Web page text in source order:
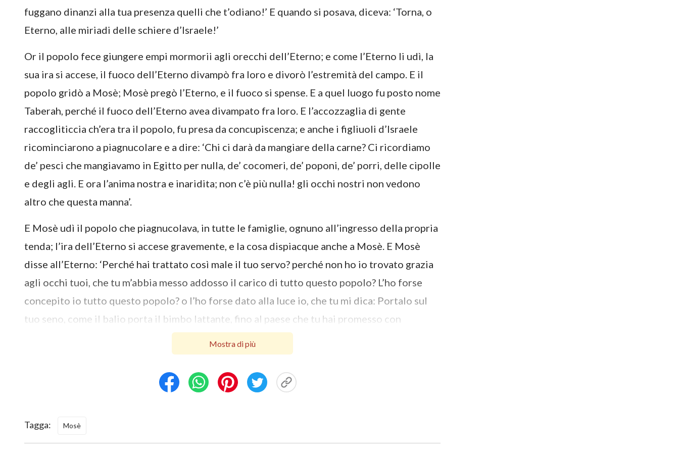
fuggano dinanzi alla tua presenza quelli che t’odiano!’ E quando si posava, diceva: ‘Torna, o
Eterno, alle miriadi delle schiere d’Israele!’
Or il popolo fece giungere empi mormorii agli orecchi dell’Eterno; e come l’Eterno li udì, la
sua ira si accese, il fuoco dell’Eterno divampò fra loro e divorò l’estremità del campo. E il
popolo gridò a Mosè; Mosè pregò l’Eterno, e il fuoco si spense. E a quel luogo fu posto nome
Taberah, perché il fuoco dell’Eterno avea divampato fra loro. E l’accozzaglia di gente
raccogliticcia ch’era tra il popolo, fu presa da concupiscenza; e anche i figliuoli d’Israele
ricominciarono a piagnucolare e a dire: ‘Chi ci darà da mangiare della carne? Ci ricordiamo
de’ pesci che mangiavamo in Egitto per nulla, de’ cocomeri, de’ poponi, de’ porri, delle cipolle
e degli agli. E ora l’anima nostra e inaridita; non c’è più nulla! gli occhi nostri non vedono
altro che questa manna’.
E Mosè udì il popolo che piagnucolava, in tutte le famiglie, ognuno all’ingresso della propria
tenda; l’ira dell’Eterno si accese gravemente, e la cosa dispiacque anche a Mosè. E Mosè
disse all’Eterno: ‘Perché hai trattato così male il tuo servo? perché non ho io trovato grazia
agli occhi tuoi, che tu m’abbia messo addosso il carico di tutto questo popolo? L’ho forse
concepito io tutto questo popolo? o l’ho forse dato alla luce io, che tu mi dica: Portalo sul
tuo seno, come il balio porta il bimbo lattante, fino al paese che tu hai promesso con
giuramento ai suoi padri? Donde avrei io della carne da dare a tutto questo popolo? Poiché
piagnucola dietro a me, dicendo: Dacci da mangiar della carne! Io non posso, da me solo,
portare tutto questo popolo; è un peso troppo grave per me. E se mi vuoi trattare così,
uccidimi, ti prego; uccidimi, se ho trovato grazia agli occhi tuoi; e ch’io non vegga la mia
conosciuti da te come anziani del popolo e come aventi autorità sovr’esso; conducili alla
tenda di convegno, e vi si presentino con te. Io scenderò e parlerò quivi teco; prenderò dello
Mostra di più
Tagga: Mosè